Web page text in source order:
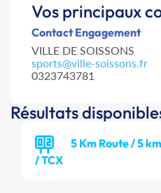
Vos principaux
Contact Engagement
VILLE DE SOISSONS
sports@ville-soissons.fr
0323743781
Résultats
5 Km Route / 5
/ TCX